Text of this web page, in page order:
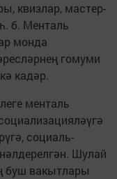
квизлар, мастер-
б. Менталь
монда
гомуми
кадәр.
менталь
социаль-
Шулай
буш вакытлары